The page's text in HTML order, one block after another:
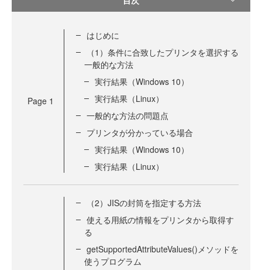
Page 1
はじめに
（1）条件に合致したプリンタを選択する
一般的な方法
実行結果（Windows 10）
実行結果（Linux）
一般的な方法の問題点
プリンタが分かっている場合
実行結果（Windows 10）
実行結果（Linux）
（2）JISの封筒を指定する方法
使える用紙の情報をプリンタから取得す
る
getSupportedAttributeValues()メソッドを
使うプログラム